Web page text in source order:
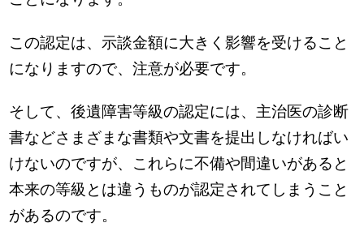
この認定は、示談金額に大きく影響を受けること
になりますので、注意が必要です。
そして、後遺障害等級の認定には、主治医の診断
書などさまざまな書類や文書を提出しなければい
けないのですが、これらに不備や間違いがあると
本来の等級とは違うものが認定されてしまうこと
があるのです。